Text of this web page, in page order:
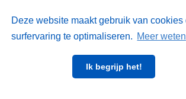
Deze website maakt gebruik van cookies
surfervaring te optimaliseren. Meer weten
Ik begrijp het!